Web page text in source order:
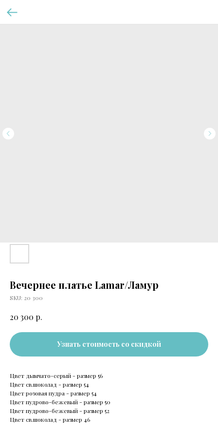
Вечернее платье Lamar/Ламур
SKU: 20 300
20 300 р.
Узнать стоимость со скидкой
Цвет дымчато-серый - размер 56
Цвет св.шоколад - размер 54
Цвет розовая пудра - размер 54
Цвет пудрово-бежевый - размер 50
Цвет пудрово-бежевый - размер 52
Цвет св.шоколад - размер 46